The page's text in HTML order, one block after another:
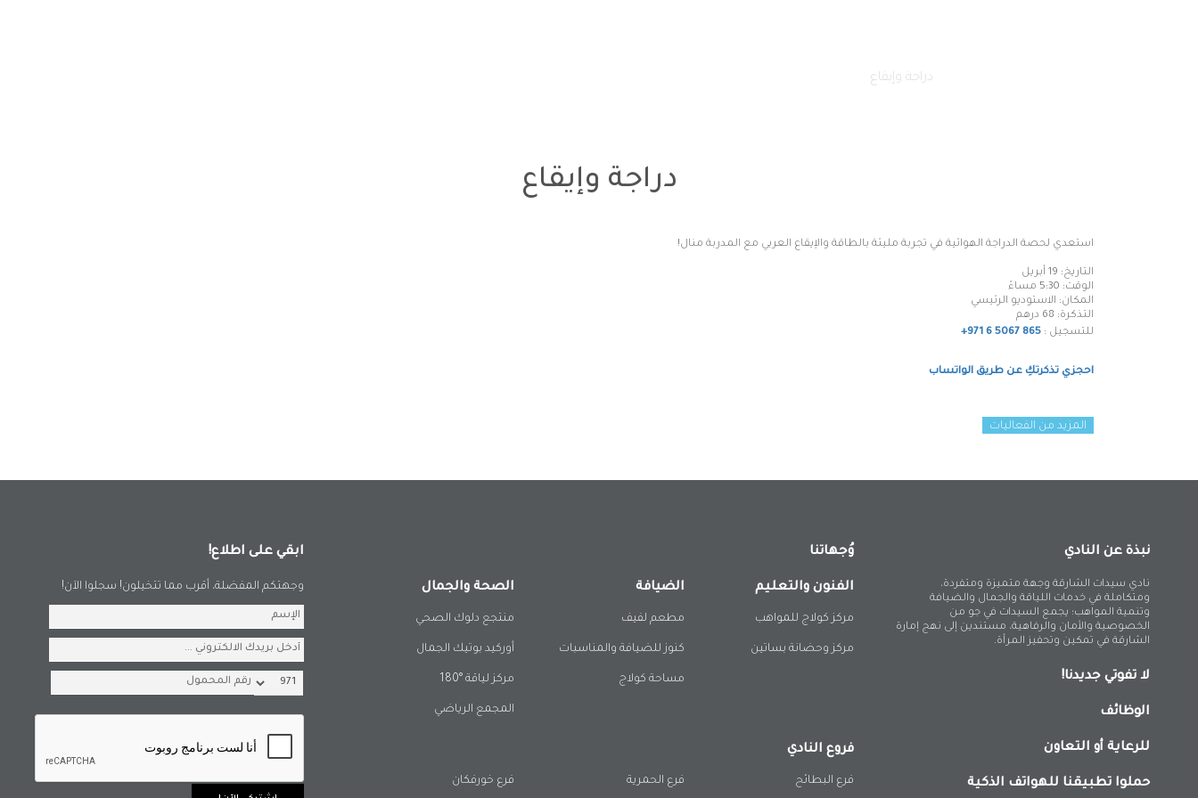
فرع دبا الحصن
دراجة وإيقاع
دراجة وإيقاع
استعدي لحصة الدراجة الهوائية في تجربة مليئة بالطاقة والإيقاع العربي مع المدربة منال!
التاريخ: 19 أبريل
الوقت: 5:30 مساءً
المكان: الاستوديو الرئيسي
التذكرة: 68
درهم
للتسجيل : +971 6 5067 865
احجزي تذكرتكِ عن طريق الواتساب
المزيد من الفعاليات
نبذة عن النادي
نادي سيدات الشارقة وجهة متميزة ومتفردة،
ومتكاملة في خدمات اللياقة والجمال والضيافة
وتنمية المواهب؛ يجمع السيدات في جو من
الخصوصية والأمان والرفاهية، مستندين إلى نهج إمارة
الشارقة في تمكين وتحفيز المرأة.
لا تفوتي جديدنا!
الوظائف
للرعاية أو التعاون
حملوا تطبيقنا للهواتف الذكية
وُجهاتنا
الصحة والجمال
منتجع دلوك الصحي
أوركيد بوتيك الجمال
مركز لياقة °180
المجمع الرياضي
الضيافة
مطعم لفيف
كنوز للضيافة والمناسبات
مساحة كولاج
الفنون والتعليم
مركز كولاج للمواهب
مركز وحضانة بساتين
فروع النادي
فرع خورفكان فرع الحمرية فرع البطائح
ابقي على اطلاع!
وجهتكم المفضلة، أقرب مما تتخيلون! سجلوا الآن!